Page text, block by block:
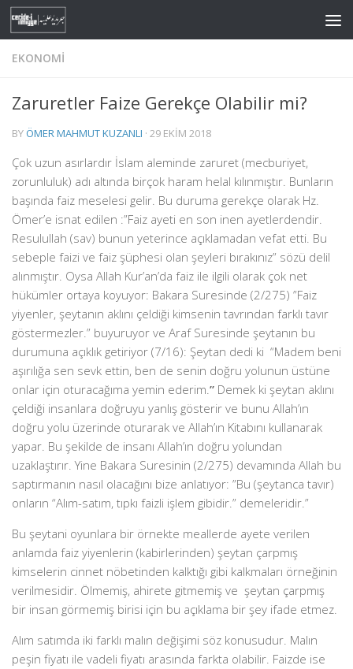
Skip to content
EKONOMI
Zaruretler Faize Gerekçe Olabilir mi?
BY ÖMER MAHMUT KUZANLI · 29 EKIM 2018
Çok uzun asırlardır İslam aleminde zaruret (mecburiyet,
zorunluluk) adı altında birçok haram helal kılınmıştır. Bunların
başında faiz meselesi gelir. Bu duruma gerekçe olarak Hz.
Ömer’e isnat edilen :”Faiz ayeti en son inen ayetlerdendir.
Resulullah (sav) bunun yeterince açıklamadan vefat etti. Bu
sebeple faizi ve faiz şüphesi olan şeyleri bırakınız” sözü delil
alınmıştır. Oysa Allah Kur’an’da faiz ile ilgili olarak çok net
hükümler ortaya koyuyor: Bakara Suresinde (2/275) ”Faiz
yiyenler, şeytanın aklını çeldiği kimsenin tavrından farklı tavır
göstermezler.” buyuruyor ve Araf Suresinde şeytanın bu
durumuna açıklık getiriyor (7/16): Şeytan dedi ki “Madem beni
aşırılığa sen sevk ettin, ben de senin doğru yolunun üstüne
onlar için oturacağıma yemin ederim.” Demek ki şeytan aklını
çeldiği insanlara doğruyu yanlış gösterir ve bunu Allah’ın
doğru yolu üzerinde oturarak ve Allah’ın Kitabını kullanarak
yapar. Bu şekilde de insanı Allah’ın doğru yolundan
uzaklaştırır. Yine Bakara Suresinin (2/275) devamında Allah bu
saptırmanın nasıl olacağını bize anlatıyor: ”Bu (şeytanca tavır)
onların “Alım-satım, tıpkı faizli işlem gibidir.” demeleridir.”
Bu şeytani oyunlara bir örnekte meallerde ayete verilen
anlamda faiz yiyenlerin (kabirlerinden) şeytan çarpmış
kimselerin cinnet nöbetinden kalktığı gibi kalkmaları örneğinin
verilmesidir. Ölmemiş, ahirete gitmemiş ve şeytan çarpmış
bir insan görmemiş birisi için bu açıklama bir şey ifade etmez.
Alım satımda iki farklı malın değişimi söz konusudur. Malın
peşin fiyatı ile vadeli fiyatı arasında farkta olabilir. Faizde ise